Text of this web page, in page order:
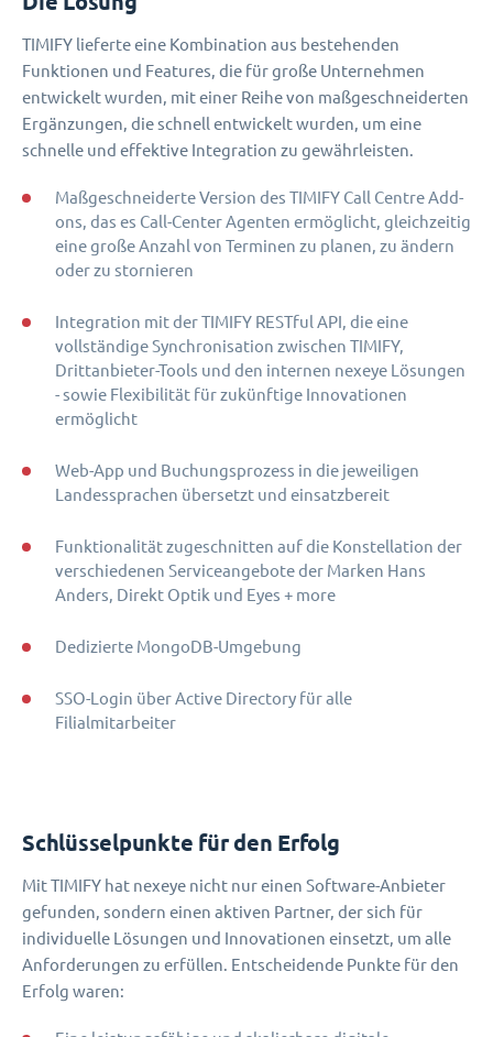
TIMIFY lieferte eine Kombination aus bestehenden
Funktionen und Features, die für große Unternehmen
entwickelt wurden, mit einer Reihe von maßgeschneiderten
Ergänzungen, die schnell entwickelt wurden, um eine
schnelle und effektive Integration zu gewährleisten.
Maßgeschneiderte Version des TIMIFY Call Centre Add-
ons, das es Call-Center Agenten ermöglicht, gleichzeitig
eine große Anzahl von Terminen zu planen, zu ändern
oder zu stornieren
Integration mit der TIMIFY RESTful API, die eine
vollständige Synchronisation zwischen TIMIFY,
Drittanbieter-Tools und den internen nexeye Lösungen
- sowie Flexibilität für zukünftige Innovationen
ermöglicht
Web-App und Buchungsprozess in die jeweiligen
Landessprachen übersetzt und einsatzbereit
Funktionalität zugeschnitten auf die Konstellation der
verschiedenen Serviceangebote der Marken Hans
Anders, Direkt Optik und Eyes + more
Dedizierte MongoDB-Umgebung
SSO-Login über Active Directory für alle
Filialmitarbeiter
Schlüsselpunkte für den Erfolg
Mit TIMIFY hat nexeye nicht nur einen Software-Anbieter
gefunden, sondern einen aktiven Partner, der sich für
individuelle Lösungen und Innovationen einsetzt, um alle
Anforderungen zu erfüllen. Entscheidende Punkte für den
Erfolg waren: